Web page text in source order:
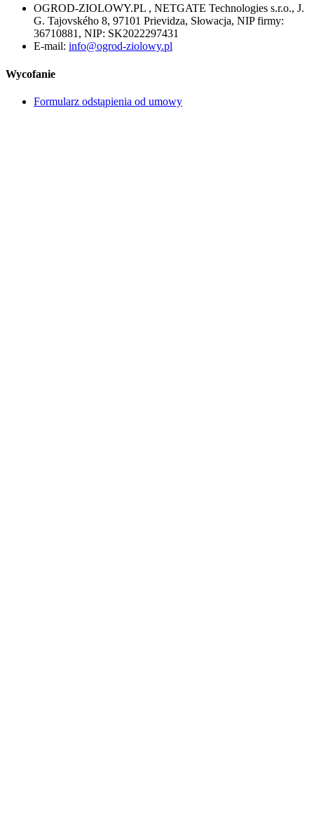
OGROD-ZIOLOWY.PL , NETGATE Technologies s.r.o., J.
G. Tajovského 8, 97101 Prievidza, Słowacja, NIP firmy:
36710881, NIP: SK2022297431
E-mail: info@ogrod-ziolowy.pl
Wycofanie
Formularz odstąpienia od umowy